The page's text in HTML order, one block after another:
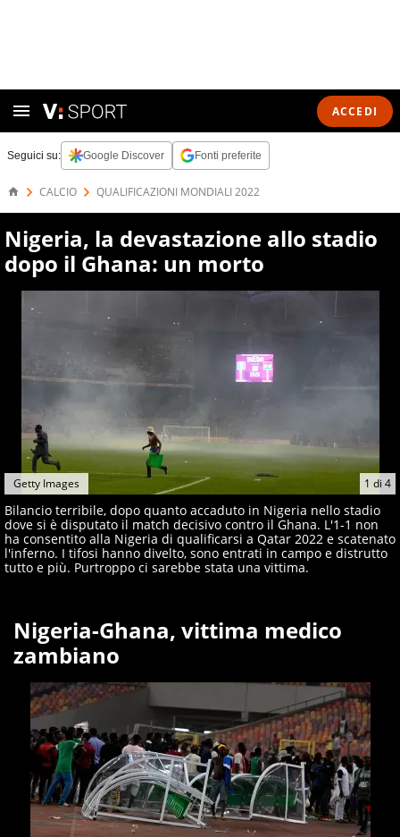
ACCEDI
Seguici su: Google Discover Fonti preferite
CALCIO QUALIFICAZIONI MONDIALI 2022
Nigeria, la devastazione allo stadio
dopo il Ghana: un morto
1 di 4
Getty Images
Bilancio terribile, dopo quanto accaduto in Nigeria nello stadio
dove si è disputato il match decisivo contro il Ghana. L'1-1 non
ha consentito alla Nigeria di qualificarsi a Qatar 2022 e scatenato
l'inferno. I tifosi hanno divelto, sono entrati in campo e distrutto
tutto e più. Purtroppo ci sarebbe stata una vittima.
Nigeria-Ghana, vittima medico
zambiano